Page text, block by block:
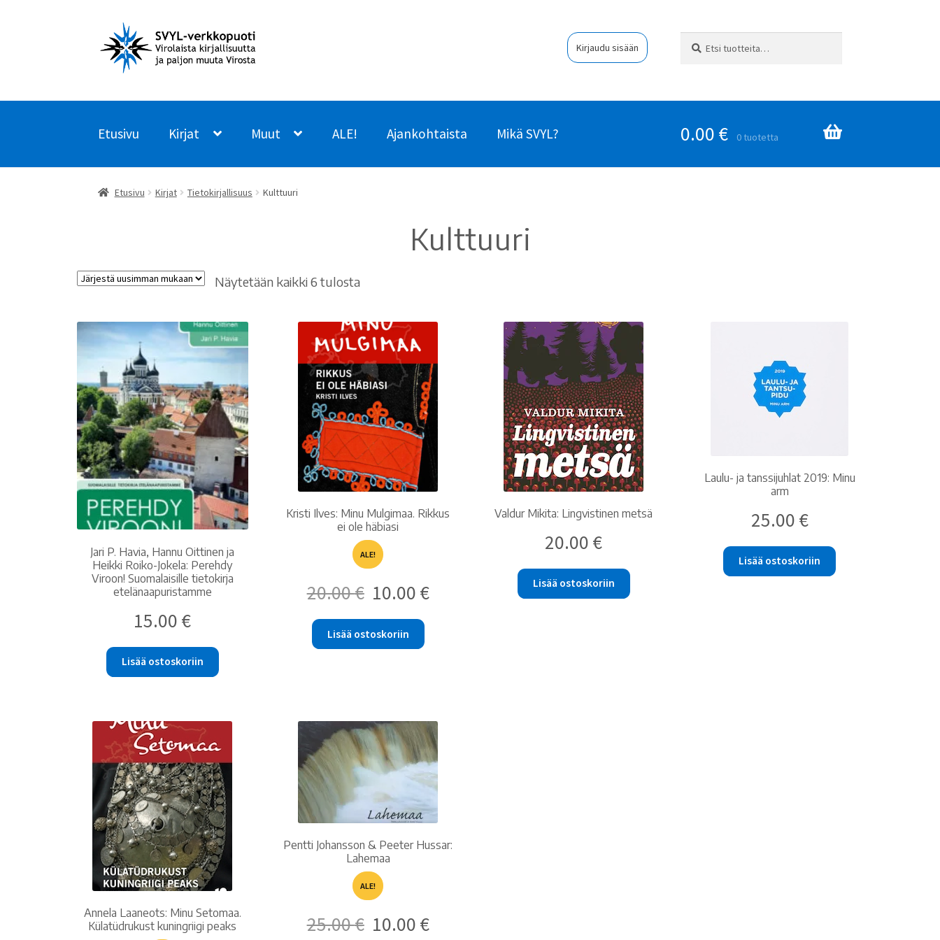
Siirry
navigointiin
Siirry
sisältöön
Kirjaudu sisään
Etusivu Kirjat Muut ALE! Ajankohtaista Mikä SVYL? 0.00 € 0 tuotetta
Etusivu Kirjat Tietokirjallisuus Kulttuuri
Kulttuuri
Näytetään kaikki 6 tulostaSorted
latest
Jari P. Havia, Hannu Oittinen ja
Heikki Roiko-Jokela: Perehdy
Viroon! Suomalaisille tietokirja
etelänaapuristamme
15.00 €
Lisää ostoskoriin
Kristi Ilves: Minu Mulgimaa. Rikkus
ei ole häbiasi
ALE!
20.00€
Alkuperäinen
hinta
20.00 €.
10.00 €hinta
Lisää ostoskoriin
Valdur Mikita: Lingvistinen metsä
20.00 €
Lisää ostoskoriin
Laulu- ja tanssijuhlat 2019: Minu
arm
25.00 €
Lisää ostoskoriin
Annela Laaneots: Minu Setomaa.
Külatüdrukust kuningriigi peaks
Pentti Johansson & Peeter Hussar:
Lahemaa
ALE!
25.00€
Alkuperäinen
hinta
10.00 €hinta